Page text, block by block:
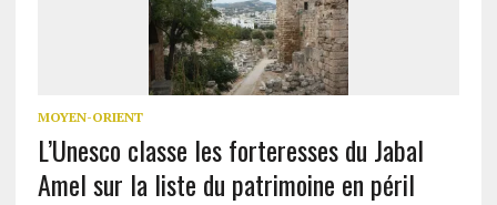
MOYEN-ORIENT
L’Unesco classe les forteresses du Jabal
Amel sur la liste du patrimoine en péril